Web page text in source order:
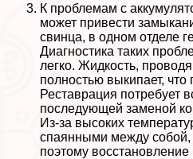
К проблемам с
может привести
свинца, в одном отделе
Диагностика таких
легко. Жидкость,
полностью выкипает, что
Реставрация потребует
последующей заменой
Из-за высоких
спаянными между собой,
поэтому